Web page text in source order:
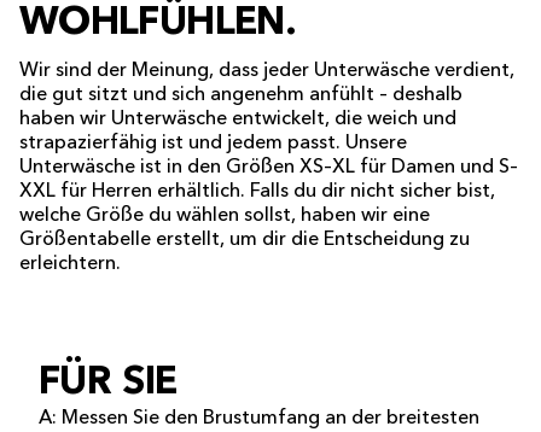
WOHLFÜHLEN.
Wir sind der Meinung, dass jeder Unterwäsche verdient,
die gut sitzt und sich angenehm anfühlt – deshalb
haben wir Unterwäsche entwickelt, die weich und
strapazierfähig ist und jedem passt. Unsere
Unterwäsche ist in den Größen XS–XL für Damen und S–
XXL für Herren erhältlich. Falls du dir nicht sicher bist,
welche Größe du wählen sollst, haben wir eine
Größentabelle erstellt, um dir die Entscheidung zu
erleichtern.
FÜR SIE
A: Messen Sie den Brustumfang an der breitesten